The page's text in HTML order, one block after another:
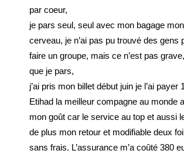
par coeur,
je pars seul, seul avec mon bagage
cerveau, je n’ai pas pu trouvé des gens
faire un groupe, mais ce n’est pas
que je pars,
j’ai pris mon billet début juin je l’ai payer
Etihad la meilleur compagne au monde a
mon goût car le service au top et aussi
de plus mon retour et modifiable deux
sans frais. L’assurance m’a coûté 380